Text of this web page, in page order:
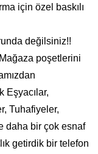
için özel baskılı
değilsiniz!!
poşetlerini
Eşyacılar,
Tuhafiyeler,
daha bir çok esnaf
getirdik bir telefon